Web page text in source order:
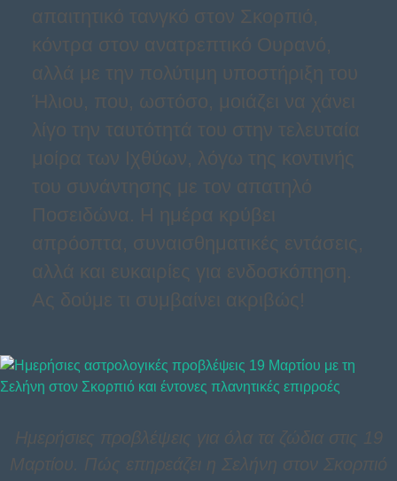
απαιτητικό τανγκό στον Σκορπιό,
κόντρα στον ανατρεπτικό Ουρανό,
αλλά με την πολύτιμη υποστήριξη του
Ήλιου, που, ωστόσο, μοιάζει να χάνει
λίγο την ταυτότητά του στην τελευταία
μοίρα των Ιχθύων, λόγω της κοντινής
του συνάντησης με τον απατηλό
Ποσειδώνα. Η ημέρα κρύβει
απρόοπτα, συναισθηματικές εντάσεις,
αλλά και ευκαιρίες για ενδοσκόπηση.
Ας δούμε τι συμβαίνει ακριβώς!
Ημερήσιες προβλέψεις για όλα τα ζώδια στις 19
Μαρτίου. Πώς επηρεάζει η Σελήνη στον Σκορπιό